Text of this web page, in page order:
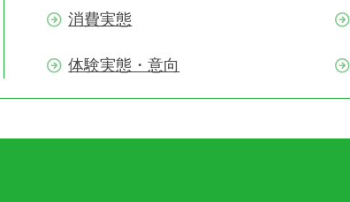
消費実態
体験実態・意向